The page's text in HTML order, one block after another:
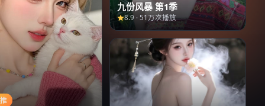
九份风暴 第1季
8.9 ·51万次播放